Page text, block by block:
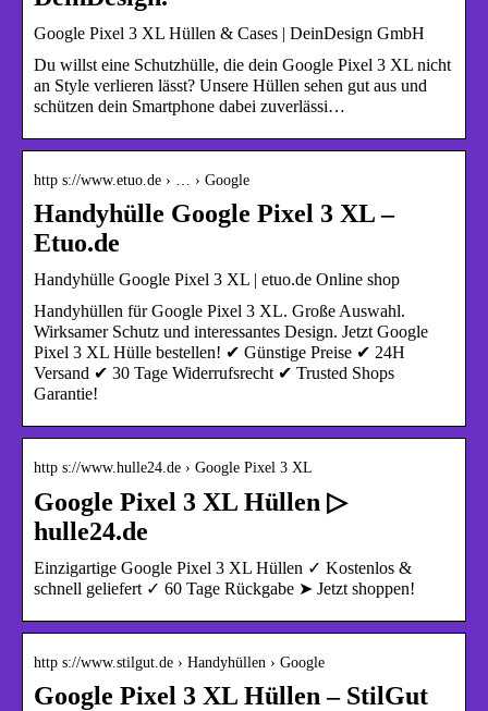
Google Pixel 3 XL Hüllen & Cases | DeinDesign GmbH
Du willst eine Schutzhülle, die dein Google Pixel 3 XL nicht
an Style verlieren lässt? Unsere Hüllen sehen gut aus und
schützen dein Smartphone dabei zuverlässi…
http s://www.etuo.de › … › Google
Handyhülle Google Pixel 3 XL –
Etuo.de
Handyhülle Google Pixel 3 XL | etuo.de Online shop
Handyhüllen für Google Pixel 3 XL. Große Auswahl.
Wirksamer Schutz und interessantes Design. Jetzt Google
Pixel 3 XL Hülle bestellen! ✔ Günstige Preise ✔ 24H
Versand ✔ 30 Tage Widerrufsrecht ✔ Trusted Shops
Garantie!
http s://www.hulle24.de › Google Pixel 3 XL
Google Pixel 3 XL Hüllen ▷
hulle24.de
Einzigartige Google Pixel 3 XL Hüllen ✓ Kostenlos &
schnell geliefert ✓ 60 Tage Rückgabe ➤ Jetzt shoppen!
http s://www.stilgut.de › Handyhüllen › Google
Google Pixel 3 XL Hüllen – StilGut